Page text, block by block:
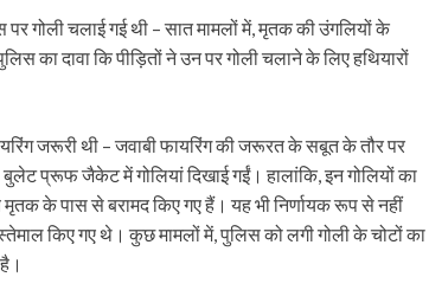
गोली चलाई गई थी – सात मामलों में, मृतक की उंगलियों के
का दावा कि पीड़ितों ने उन पर गोली चलाने के लिए हथियारों
जरूरी थी – जवाबी फायरिंग की जरूरत के सबूत के तौर पर
प्रूफ जैकेट में गोलियां दिखाई गईं। हालांकि, इन गोलियों का
मृतक के पास से बरामद किए गए हैं। यह भी निर्णायक रूप से नहीं
किए गए थे। कुछ मामलों में, पुलिस को लगी गोली के चोटों का